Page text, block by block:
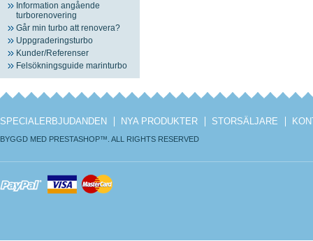
Information angående
turborenovering
Går min turbo att renovera?
Uppgraderingsturbo
Kunder/Referenser
Felsökningsguide marinturbo
SPECIALERBJUDANDEN NYA PRODUKTER STORSÄLJARE
BYGGD MED PRESTASHOP™. ALL RIGHTS RESERVED